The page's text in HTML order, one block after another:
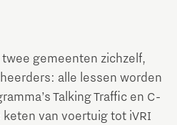
gemeenten zichzelf,
alle lessen worden
Talking Traffic en C-
van voertuig tot iVRI